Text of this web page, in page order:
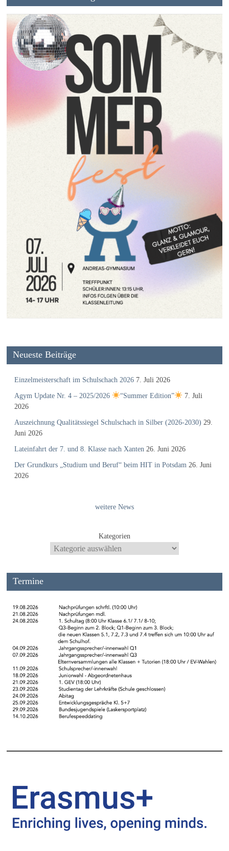
Neueste Beiträge
Einzelmeisterschaft im Schulschach 2026 7. Juli 2026
Agym Update Nr. 4 – 2025/2026 “Summer Edition”
7. Juli
2026
Auszeichnung Qualitätssiegel Schulschach in Silber (2026-2030) 29.
Juni 2026
Lateinfahrt der 7. und 8. Klasse nach Xanten 26. Juni 2026
Der Grundkurs „Studium und Beruf“ beim HIT in Potsdam 26. Juni
2026
weitere News
Kategorien
Termine